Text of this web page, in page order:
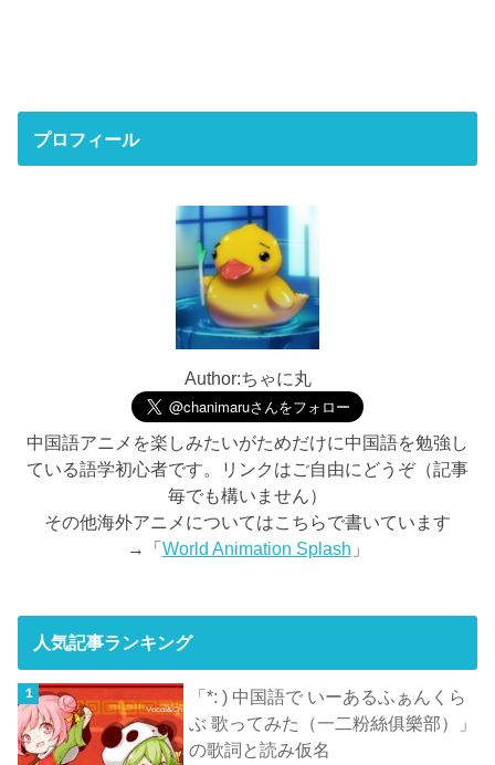
プロフィール
Author:ちゃに丸
中国語アニメを楽しみたいがためだけに中国語を勉強し
ている語学初心者です。リンクはご自由にどうぞ（記事
毎でも構いません）
その他海外アニメについてはこちらで書いています
→「World Animation Splash 」
人気記事ランキング
「*: ) 中国語で いーあるふぁんくら
ぶ 歌ってみた（一二粉絲俱樂部）」
の歌詞と読み仮名